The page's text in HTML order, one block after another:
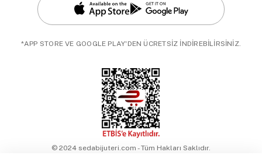
*APP STORE VE GOOGLE PLAY'DEN ÜCRETSİZ İNDİREBİLİRSİNİZ.
© 2024 sedabijuteri.com - Tüm Hakları Saklıdır.